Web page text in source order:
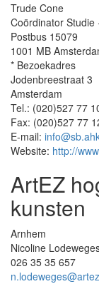
Trude Cone
Coördinator Studie
Postbus 15079
1001 MB
* Bezoekadres
Jodenbreestraat 3
Amsterdam
Tel.: (020)527 77
Fax: (020)527 77
E-mail:
Website: http://
ArtEZ
kunsten
Arnhem
Nicoline
026 35 35 657